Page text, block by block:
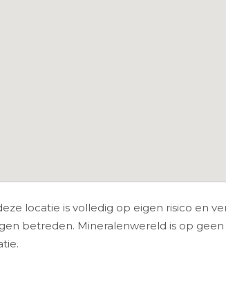
locatie is volledig op eigen risico en
betreden. Mineralenwereld is op